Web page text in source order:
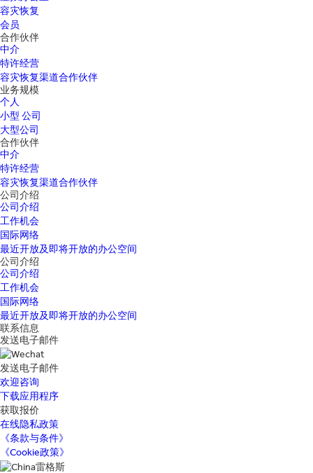
容灾恢复
会员
合作伙伴
中介
特许经营
容灾恢复渠道合作伙伴
业务规模
个人
小型 公司
大型公司
合作伙伴
中介
特许经营
容灾恢复渠道合作伙伴
公司介绍
公司介绍
工作机会
国际网络
最近开放及即将开放的办公空间
公司介绍
公司介绍
工作机会
国际网络
最近开放及即将开放的办公空间
联系信息
发送电子邮件
发送电子邮件
欢迎咨询
下载应用程序
获取报价
在线隐私政策
《条款与条件》
《Cookie政策》